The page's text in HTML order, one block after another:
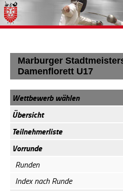
Marburger
Damenflorett U17
Wettbewerb wählen
Übersicht
Teilnehmerliste
Vorrunde
Runden
Index nach Runde